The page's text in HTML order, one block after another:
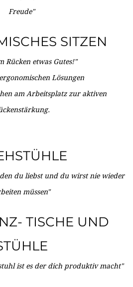
Freude"
SITZEN
Rücken etwas Gutes!"
Lösungen
am Arbeitsplatz zur aktiven
du liebst und du wirst nie wieder
müssen"
TISCHE UND
ist es der dich produktiv macht"